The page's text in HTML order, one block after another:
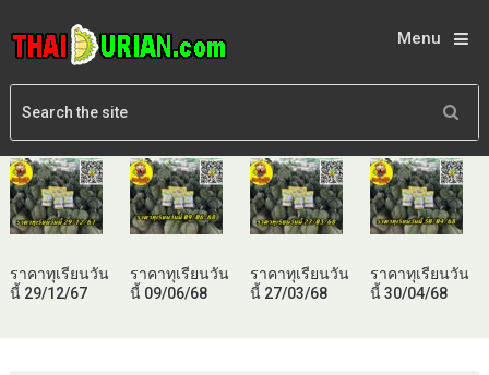
Menu
ราคาทุเรียนวัน
นี้ 29/12/67
ราคาทุเรียนวัน
นี้ 09/06/68
ราคาทุเรียนวัน
นี้ 27/03/68
ราคาทุเรียนวัน
นี้ 30/04/68